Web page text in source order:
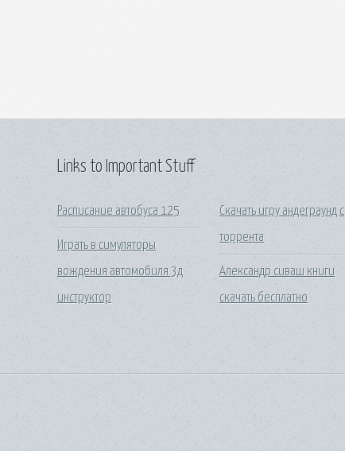
Links to Important Stuff
Расписание автобуса 125
Играть в симуляторы
вождения автомобиля 3д
инструктор
Скачать игру андеграунд с
торрента
Александр сиваш книги
скачать бесплатно